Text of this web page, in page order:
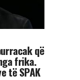
që
frika.
të SPAK